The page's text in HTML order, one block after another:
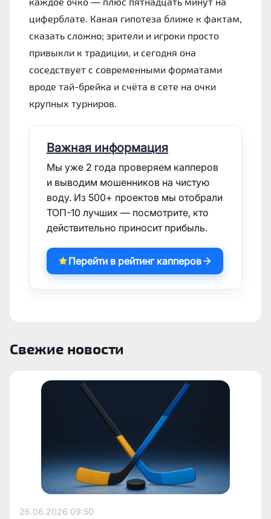
циферблате. Какая гипотеза ближе к фактам,
сказать сложно; зрители и игроки просто
привыкли к традиции, и сегодня она
соседствует с современными форматами
вроде тай-брейка и счёта в сете на очки
крупных турниров.
Важная информация
Мы уже 2 года проверяем капперов
и выводим мошенников на чистую
воду. Из 500+ проектов мы отобрали
ТОП-10 лучших — посмотрите, кто
действительно приносит прибыль.
Перейти в рейтинг капперов
Свежие новости
26.06.2026 09:50